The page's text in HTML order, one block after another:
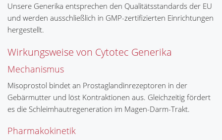
Unsere Generika entsprechen den Qualitätsstandards der EU
und werden ausschließlich in GMP-zertifizierten Einrichtungen
hergestellt.
Wirkungsweise von Cytotec Generika
Mechanismus
Misoprostol bindet an Prostaglandinrezeptoren in der
Gebärmutter und löst Kontraktionen aus. Gleichzeitig fördert
es die Schleimhautregeneration im Magen-Darm-Trakt.
Pharmakokinetik